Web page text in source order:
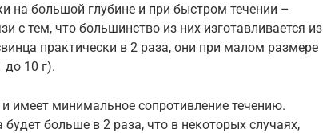
большой глубине и при быстром течении –
с тем, что большинство из них изготавливается из
практически в 2 раза, они при малом размере
10 г).
имеет минимальное сопротивление течению.
больше в 2 раза, что в некоторых случаях,